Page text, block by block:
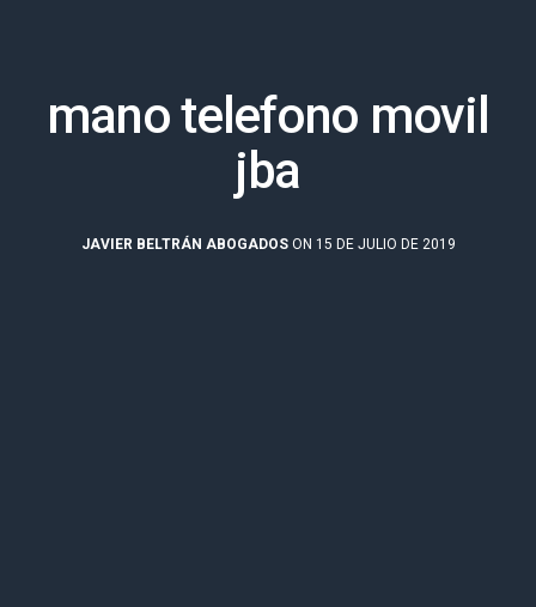
mano telefono movil
jba
JAVIER BELTRÁN ABOGADOSON 15 DE JULIO DE 2019